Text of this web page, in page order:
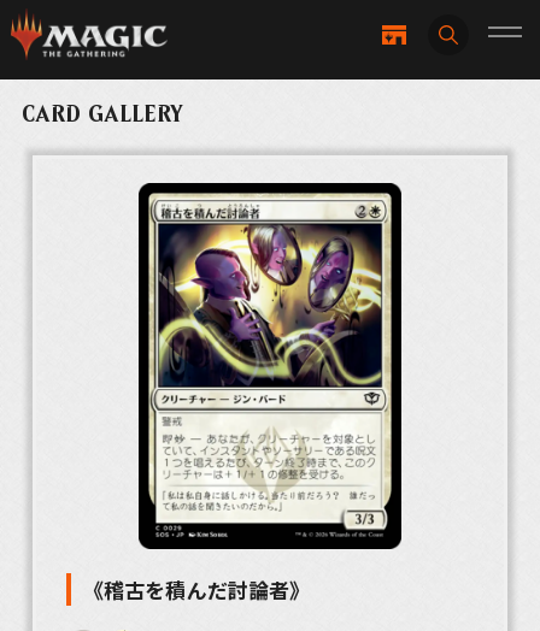
CARD GALLERY
《稽古を積んだ討論者》